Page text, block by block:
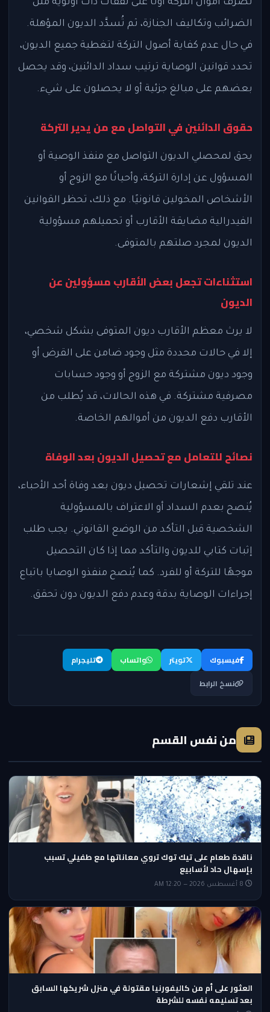
تُصرف أموال التركة أولًا على نفقات ذات أولوية مثل
الضرائب وتكاليف الجنازة، ثم تُسدَّد الديون المؤهلة.
في حال عدم كفاية أصول التركة لتغطية جميع الديون،
تحدد قوانين الوصاية ترتيب سداد الدائنين، وقد يحصل
بعضهم على مبالغ جزئية أو لا يحصلون على شيء.
حقوق الدائنين في التواصل مع من يدير التركة
يحق لمحصلي الديون التواصل مع منفذ الوصية أو
المسؤول عن إدارة التركة، وأحيانًا مع الزوج أو
الأشخاص المخولين قانونيًا. مع ذلك، تحظر القوانين
الفيدرالية مضايقة الأقارب أو تحميلهم مسؤولية
الديون لمجرد صلتهم بالمتوفى.
استثناءات تجعل بعض الأقارب مسؤولين عن
الديون
لا يرث معظم الأقارب ديون المتوفى بشكل شخصي،
إلا في حالات محددة مثل وجود ضامن على القرض أو
وجود ديون مشتركة مع الزوج أو وجود حسابات
مصرفية مشتركة. في هذه الحالات، قد يُطلب من
الأقارب دفع الديون من أموالهم الخاصة.
نصائح للتعامل مع تحصيل الديون بعد الوفاة
عند تلقي إشعارات تحصيل ديون بعد وفاة أحد الأحباء،
يُنصح بعدم السداد أو الاعتراف بالمسؤولية
الشخصية قبل التأكد من الوضع القانوني. يجب طلب
إثبات كتابي للديون والتأكد مما إذا كان التحصيل
موجهًا للتركة أو للفرد. كما يُنصح منفذو الوصايا باتباع
إجراءات الوصاية بدقة وعدم دفع الديون دون تحقق.
فيسبوك تويتر واتساب
تليجرام
نسخ الرابط
من نفس القسم
ناقدة طعام على تيك توك تروي معاناتها مع طفيلي تسبب
بإسهال حاد لأسابيع
العثور على أم من كاليفورنيا مقتولة في منزل شريكها السابق
بعد تسليمه نفسه للشرطة